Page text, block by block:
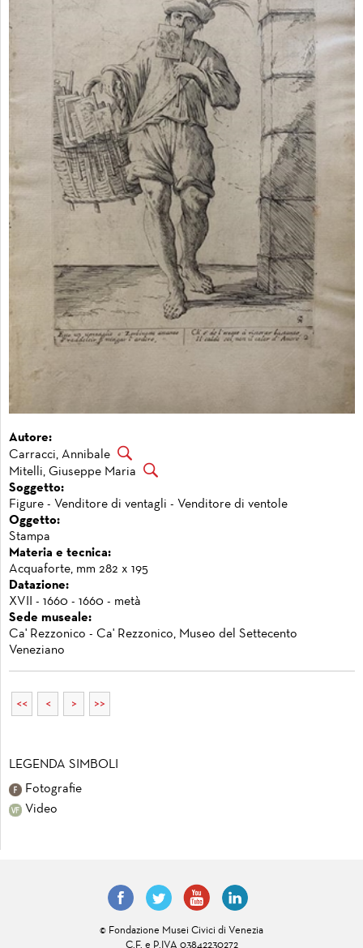
Autore:
Carracci, Annibale
Mitelli, Giuseppe Maria
Soggetto:
Figure - Venditore di ventagli - Venditore di ventole
Oggetto:
Stampa
Materia e tecnica:
Acquaforte, mm 282 x 195
Datazione:
XVII - 1660 - 1660 - metà
Sede museale:
Ca' Rezzonico - Ca' Rezzonico, Museo del Settecento
Veneziano
<< < > >>
LEGENDA SIMBOLI
Fotografie
Video
© Fondazione Musei Civici di Venezia
C.F. e P.IVA 03842230272